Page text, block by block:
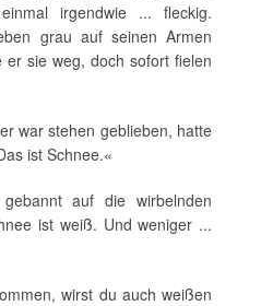
irgendwie ... fleckig.
grau auf seinen Armen
er sie weg, doch sofort fielen
war stehen geblieben, hatte
ist Schnee.«
auf die wirbelnden
ist weiß. Und weniger ...
wirst du auch weißen